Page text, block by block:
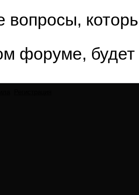
вопросы,
форуме,